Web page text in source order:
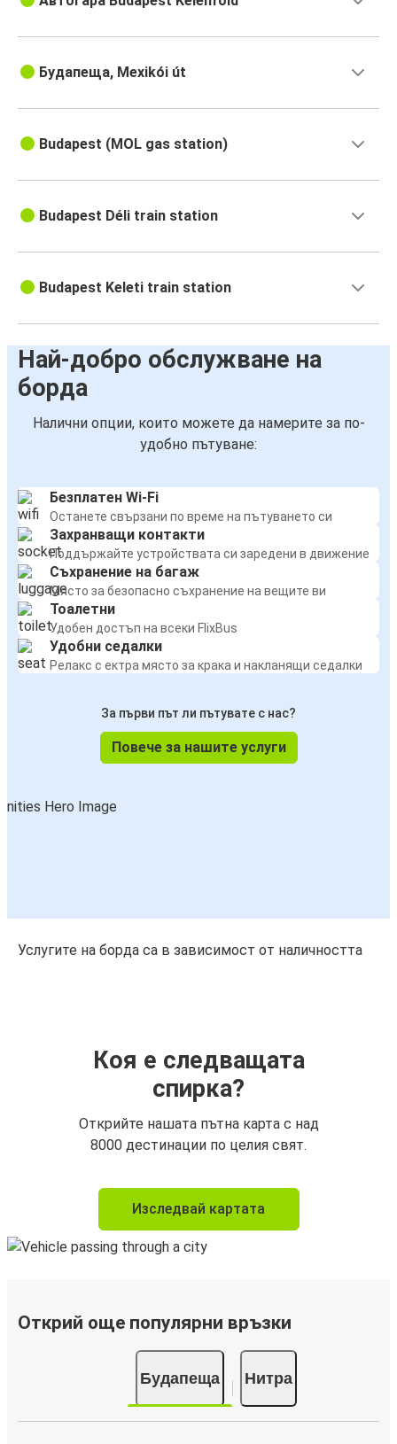
Будапеща, Mexikói út
Budapest (MOL gas station)
Budapest Déli train station
Budapest Keleti train station
Най-добро обслужване на
борда
Налични опции, които можете да намерите за по-
удобно пътуване:
Безплатен Wi-Fi
Останете свързани по време на пътуването си
Захранващи контакти
Поддържайте устройствата си заредени в движение
Съхранение на багаж
Място за безопасно съхранение на вещите ви
Тоалетни
Удобен достъп на всеки FlixBus
Удобни седалки
Релакс с ектра място за крака и накланящи седалки
За първи път ли пътувате с нас?
Повече за нашите услуги
Услугите на борда са в зависимост от наличността
Коя е следващата
спирка?
Открийте нашата пътна карта с над
8000 дестинации по целия свят.
Изследвай картата
Открий още популярни връзки
Будапеща Нитра